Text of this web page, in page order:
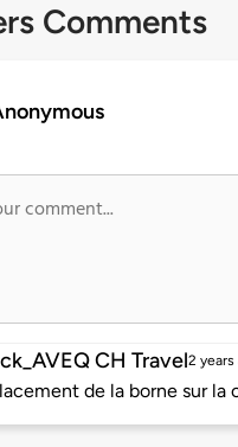
Comments
CH Travel2 years
de la borne sur la